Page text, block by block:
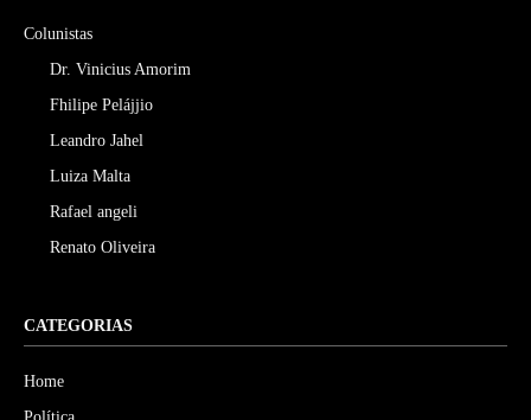
Colunistas
Dr. Vinicius Amorim
Fhilipe Pelájjio
Leandro Jahel
Luiza Malta
Rafael angeli
Renato Oliveira
CATEGORIAS
Home